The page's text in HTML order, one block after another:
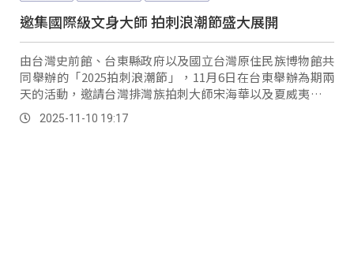
邀集國際級文身大師 拍刺浪潮節盛大展開
由台灣史前館、台東縣政府以及國立台灣原住民族博物館共
同舉辦的「2025拍刺浪潮節」，11月6日在台東舉辦為期兩
天的活動，邀請台灣排灣族拍刺大師宋海華以及夏威夷、紐
西蘭、巴布亞紐幾內亞、砂拉越、菲律賓等國際文身大師共
聚一堂，藉由民眾報名參與拍刺體驗工作坊的交流，展現傳
2025-11-10 19:17